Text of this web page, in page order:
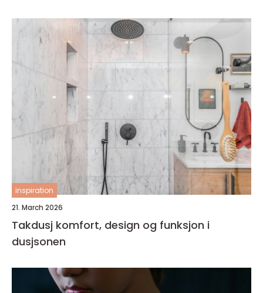
inspiration
21. March 2026
Takdusj komfort, design og funksjon i
dusjsonen